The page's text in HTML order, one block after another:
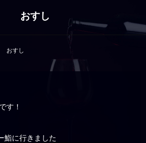
おすし
おすし
す！
鮨に行きました